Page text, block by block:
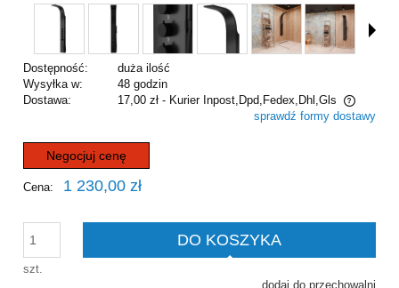
Dostępność:
duża ilość
Wysyłka w:
48 godzin
Dostawa:
17,00 zł - Kurier Inpost,Dpd,Fedex,Dhl,Gls
Cena nie zawiera ewentualnych kosztów płatnościsprawdź formy dostawy
Negocjuj cenę
Cena: 1 230,00 zł
szt.
DO KOSZYKA
dodaj do przechowalni